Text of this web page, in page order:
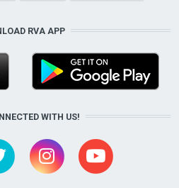
RVA APP
WITH US!